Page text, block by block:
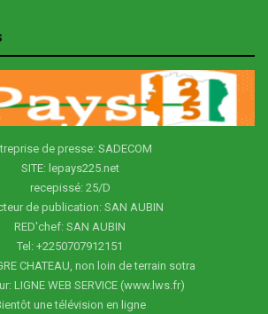
de presse: SADECOM
SITE: lepays225.net
recepissé: 25/D
de publication: SAN AUBIN
RED'chef: SAN AUBIN
Tel: +2250707912151
CHATEAU, non loin de terrain sotra
LIGNE WEB SERVICE (www.lws.fr)
une télévision en ligne